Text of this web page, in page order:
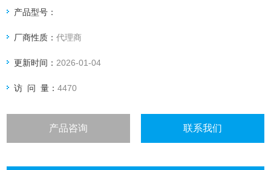
产品型号：
厂商性质：代理商
更新时间： 2026-01-04
访 问 量：4470
产品咨询 联系我们